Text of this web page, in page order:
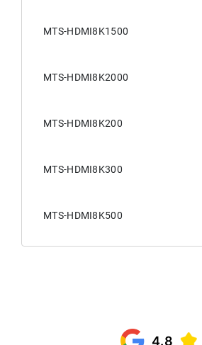
MTS-HDMI8K1500
MTS-HDMI8K2000
MTS-HDMI8K200
MTS-HDMI8K300
MTS-HDMI8K500